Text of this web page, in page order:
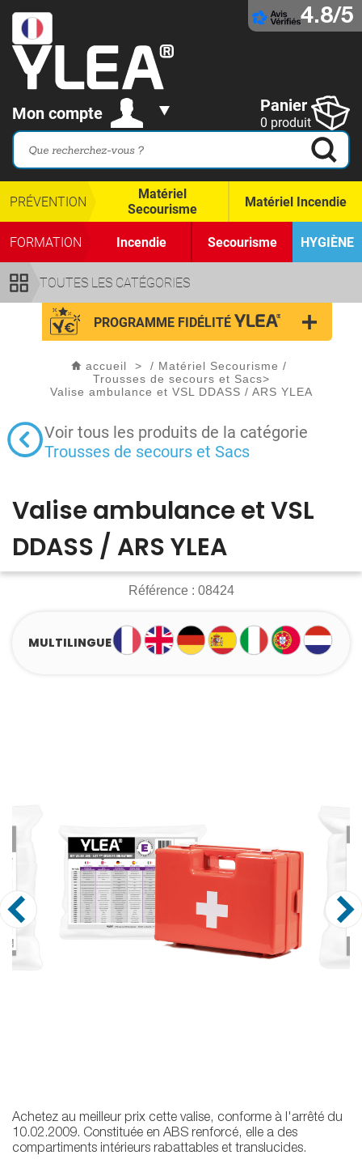
4.8/5
Mon compte Panier
0 produit
TOUTES LES CATÉGORIES
PRÉVENTION
Matériel
Secourisme
Matériel Incendie
FORMATION Incendie Secourisme HYGIÈNE
PROGRAMME FIDÉLITÉ
accueil > / Matériel Secourisme /
Trousses de secours et Sacs>
Valise ambulance et VSL DDASS / ARS YLEA
Voir tous les produits de la catégorie
Trousses de secours et Sacs
Valise ambulance et VSL
DDASS / ARS YLEA
Référence : 08424
MULTILINGUE
Achetez au meilleur prix cette valise, conforme à l'arrêté du
10.02.2009. Constituée en ABS renforcé, elle a des
compartiments intérieurs rabattables et translucides.